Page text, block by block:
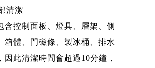
清潔
含控制面板、燈具、層架、側
箱體、門磁條、製冰桶、排水
因此清潔時間會超過10分鐘，